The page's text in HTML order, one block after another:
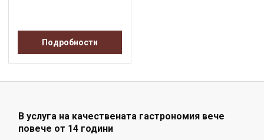
Подробности
В услуга на качествената гастрономия вече
повече от 14 години